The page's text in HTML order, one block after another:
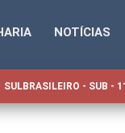
NOTÍCIAS
SULBRASILEIRO - SUB - 11